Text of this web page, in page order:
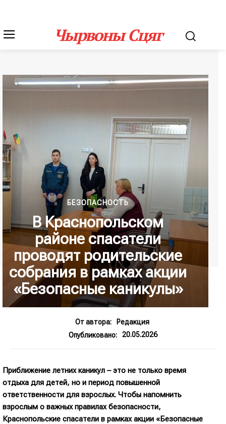
Чырвоны Сцяг
БЕЗОПАСНОСТЬ
В Краснопольском
районе спасатели
проводят родительские
собрания в рамках акции
«Безопасные каникулы»
От автора:
Редакция
Опубликовано:
20.05.2026
Приближение летних каникул – это не только время
отдыха для детей, но и период повышенной
ответственности для взрослых. Чтобы напомнить
взрослым о важных правилах безопасности,
Краснопольские спасатели в рамках акции «Безопасные